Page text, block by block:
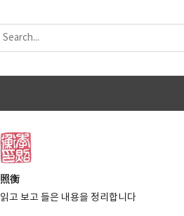
照衡
읽고 보고 들은 내용을 정리합니다